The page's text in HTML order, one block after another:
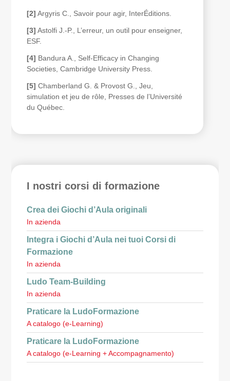
[2] Argyris C., Savoir pour agir, InterÉditions.
[3] Astolfi J.-P., L’erreur, un outil pour enseigner,
ESF.
[4] Bandura A., Self-Efficacy in Changing
Societies , Cambridge University Press.
[5] Chamberland G. & Provost G.,Jeu,
simulation et jeu de rôle , Presses de l’Université
du Québec.
I nostri corsi di formazione
Crea dei Giochi d’Aula originali
In azienda
Integra i Giochi d’Aula nei tuoi Corsi di
Formazione
In azienda
Ludo Team-Building
In azienda
Praticare la LudoFormazione
A catalogo (e-Learning)
Praticare la LudoFormazione
A catalogo (e-Learning + Accompagnamento)